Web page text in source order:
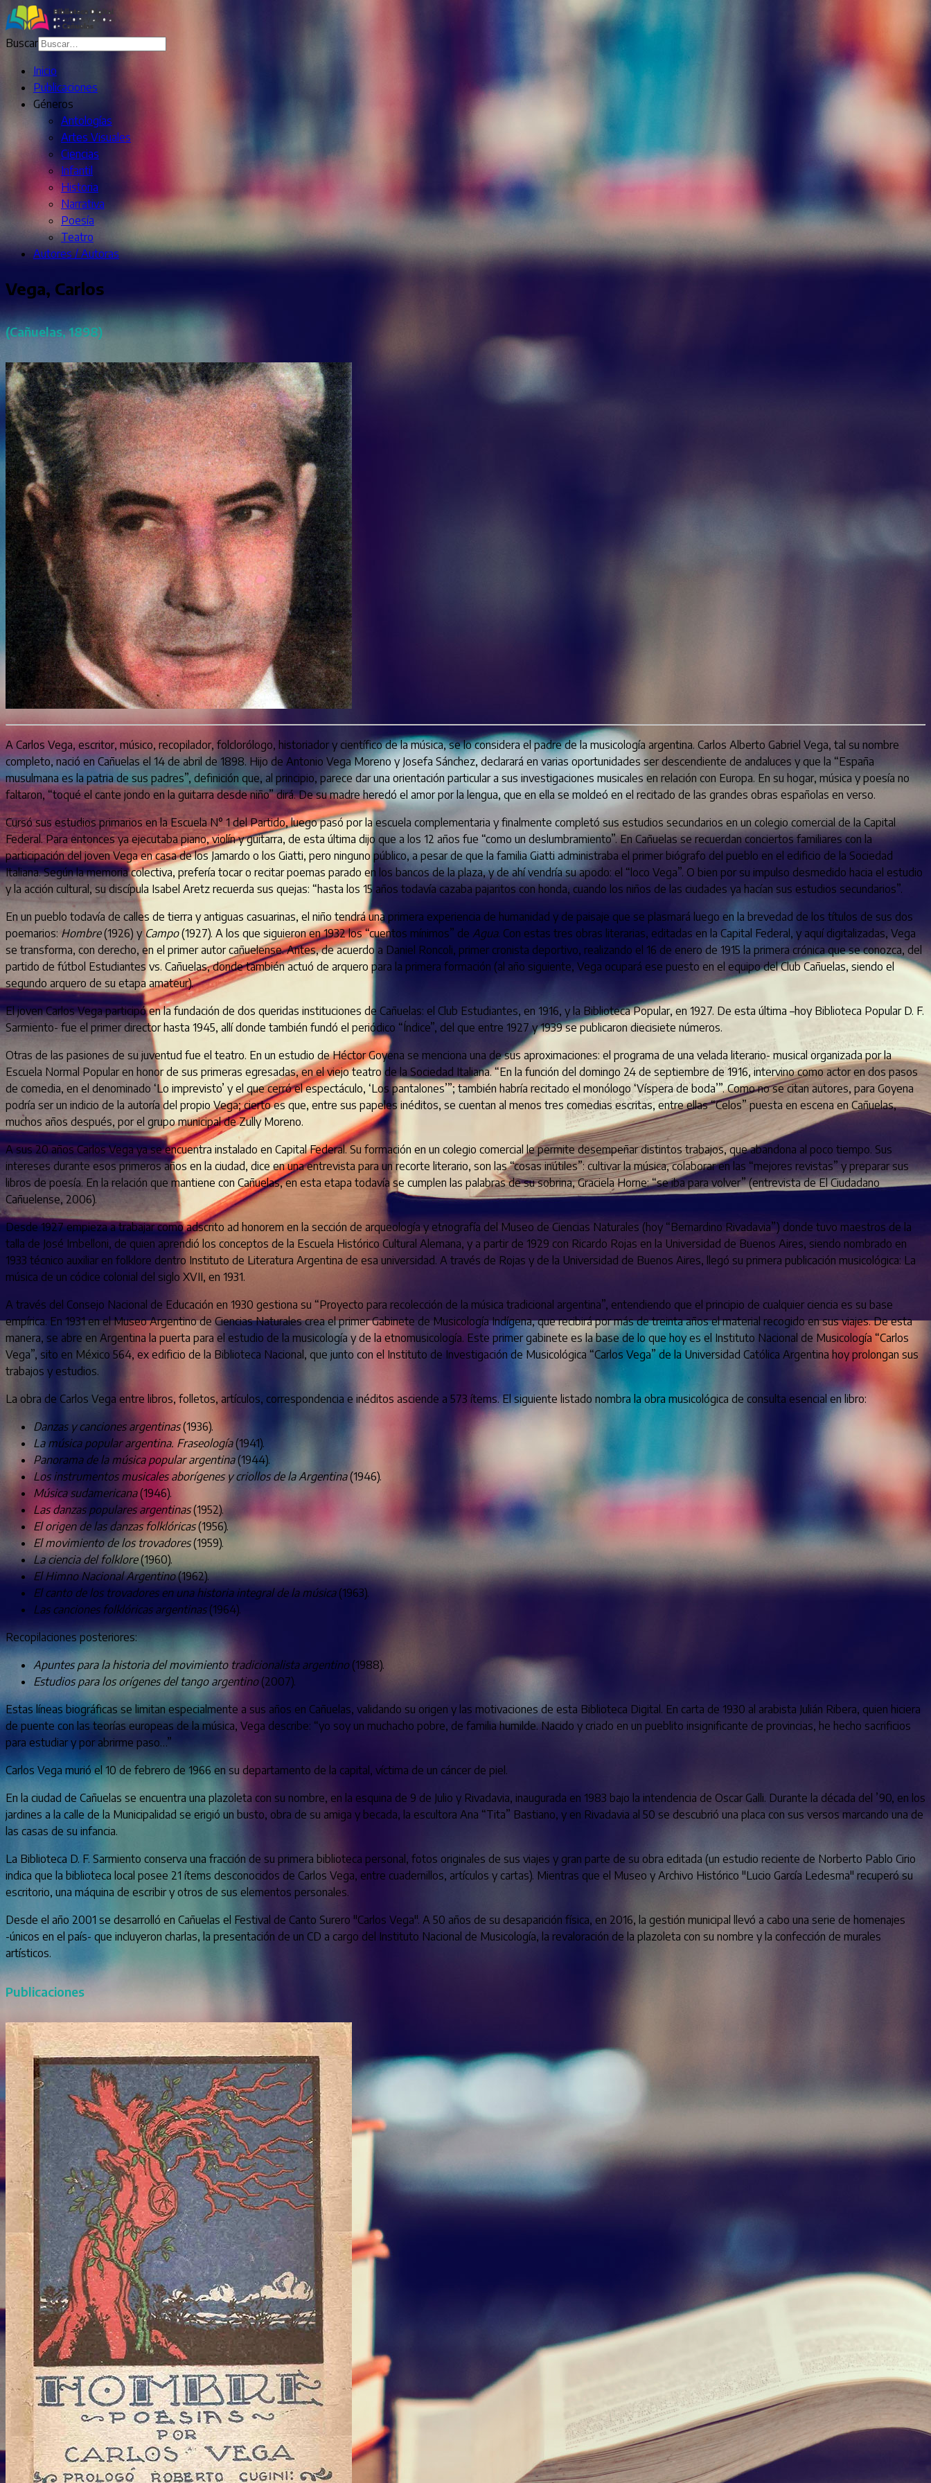
Buscar
Inicio
Publicaciones
Géneros
Antologías
Artes Visuales
Ciencias
Infantil
Historia
Narrativa
Poesía
Teatro
Autores / Autoras
Vega, Carlos
(Cañuelas, 1898)
A Carlos Vega, escritor, músico, recopilador, folclorólogo, historiador y científico de la música, se lo considera el padre de la musicología argentina. Carlos Alberto Gabriel Vega, tal su nombre
completo, nació en Cañuelas el 14 de abril de 1898. Hijo de Antonio Vega Moreno y Josefa Sánchez, declarará en varias oportunidades ser descendiente de andaluces y que la “España
musulmana es la patria de sus padres”, definición que, al principio, parece dar una orientación particular a sus investigaciones musicales en relación con Europa. En su hogar, música y poesía no
faltaron, “toqué el cante jondo en la guitarra desde niño” dirá. De su madre heredó el amor por la lengua, que en ella se moldeó en el recitado de las grandes obras españolas en verso.
Cursó sus estudios primarios en la Escuela N° 1 del Partido, luego pasó por la escuela complementaria y finalmente completó sus estudios secundarios en un colegio comercial de la Capital
Federal. Para entonces ya ejecutaba piano, violín y guitarra, de esta última dijo que a los 12 años fue “como un deslumbramiento”. En Cañuelas se recuerdan conciertos familiares con la
participación del joven Vega en casa de los Jamardo o los Giatti, pero ninguno público, a pesar de que la familia Giatti administraba el primer biógrafo del pueblo en el edificio de la Sociedad
Italiana. Según la memoria colectiva, prefería tocar o recitar poemas parado en los bancos de la plaza, y de ahí vendría su apodo: el “loco Vega”. O bien por su impulso desmedido hacia el estudio
y la acción cultural, su discípula Isabel Aretz recuerda sus quejas: “hasta los 15 años todavía cazaba pajaritos con honda, cuando los niños de las ciudades ya hacían sus estudios secundarios”.
En un pueblo todavía de calles de tierra y antiguas casuarinas, el niño tendrá una primera experiencia de humanidad y de paisaje que se plasmará luego en la brevedad de los títulos de sus dos
poemarios: Hombre(1926) yCampo(1927). A los que siguieron en 1932 los “cuentos mínimos” de Agua. Con estas tres obras literarias, editadas en la Capital Federal, y aquí digitalizadas, Vega
se transforma, con derecho, en el primer autor cañuelense. Antes, de acuerdo a Daniel Roncoli, primer cronista deportivo, realizando el 16 de enero de 1915 la primera crónica que se conozca, del
partido de fútbol Estudiantes vs. Cañuelas, donde también actuó de arquero para la primera formación (al año siguiente, Vega ocupará ese puesto en el equipo del Club Cañuelas, siendo el
segundo arquero de su etapa amateur).
El joven Carlos Vega participó en la fundación de dos queridas instituciones de Cañuelas: el Club Estudiantes, en 1916, y la Biblioteca Popular, en 1927. De esta última –hoy Biblioteca Popular D. F.
Sarmiento- fue el primer director hasta 1945, allí donde también fundó el periódico “Índice”, del que entre 1927 y 1939 se publicaron diecisiete números.
Otras de las pasiones de su juventud fue el teatro. En un estudio de Héctor Goyena se menciona una de sus aproximaciones: el programa de una velada literario- musical organizada por la
Escuela Normal Popular en honor de sus primeras egresadas, en el viejo teatro de la Sociedad Italiana. “En la función del domingo 24 de septiembre de 1916, intervino como actor en dos pasos
de comedia, en el denominado ‘Lo imprevisto’ y el que cerró el espectáculo, ‘Los pantalones’”; también habría recitado el monólogo ‘Víspera de boda’”. Como no se citan autores, para Goyena
podría ser un indicio de la autoría del propio Vega; cierto es que, entre sus papeles inéditos, se cuentan al menos tres comedias escritas, entre ellas “Celos” puesta en escena en Cañuelas,
muchos años después, por el grupo municipal de Zully Moreno.
A sus 20 años Carlos Vega ya se encuentra instalado en Capital Federal. Su formación en un colegio comercial le permite desempeñar distintos trabajos, que abandona al poco tiempo. Sus
intereses durante esos primeros años en la ciudad, dice en una entrevista para un recorte literario, son las “cosas inútiles”: cultivar la música, colaborar en las “mejores revistas” y preparar sus
libros de poesía. En la relación que mantiene con Cañuelas, en esta etapa todavía se cumplen las palabras de su sobrina, Graciela Horne: “se iba para volver” (entrevista de El Ciudadano
Cañuelense, 2006).
Desde 1927 empieza a trabajar como adscrito ad honorem en la sección de arqueología y etnografía del Museo de Ciencias Naturales (hoy “Bernardino Rivadavia”) donde tuvo maestros de la
talla de José Imbelloni, de quien aprendió los conceptos de la Escuela Histórico Cultural Alemana, y a partir de 1929 con Ricardo Rojas en la Universidad de Buenos Aires, siendo nombrado en
1933 técnico auxiliar en folklore dentro Instituto de Literatura Argentina de esa universidad. A través de Rojas y de la Universidad de Buenos Aires, llegó su primera publicación musicológica: La
música de un códice colonial del siglo XVII, en 1931.
A través del Consejo Nacional de Educación en 1930 gestiona su “Proyecto para recolección de la música tradicional argentina”, entendiendo que el principio de cualquier ciencia es su base
empírica. En 1931 en el Museo Argentino de Ciencias Naturales crea el primer Gabinete de Musicología Indígena, que recibirá por más de treinta años el material recogido en sus viajes. De esta
manera, se abre en Argentina la puerta para el estudio de la musicología y de la etnomusicología. Este primer gabinete es la base de lo que hoy es el Instituto Nacional de Musicología “Carlos
Vega”, sito en México 564, ex edificio de la Biblioteca Nacional, que junto con el Instituto de Investigación de Musicológica “Carlos Vega” de la Universidad Católica Argentina hoy prolongan sus
trabajos y estudios.
La obra de Carlos Vega entre libros, folletos, artículos, correspondencia e inéditos asciende a 573 ítems. El siguiente listado nombra la obra musicológica de consulta esencial en libro:
Danzas y canciones argentinas(1936).
La música popular argentina. Fraseología(1941).
Panorama de la música popular argentina(1944).
Los instrumentos musicales aborígenes y criollos de la Argentina(1946).
Música sudamericana(1946).
Las danzas populares argentinas(1952).
El origen de las danzas folklóricas(1956).
El movimiento de los trovadores(1959).
La ciencia del folklore(1960).
El Himno Nacional Argentino(1962).
El canto de los trovadores en una historia integral de la música (1963).
Las canciones folklóricas argentinas (1964).
Recopilaciones posteriores:
Apuntes para la historia del movimiento tradicionalista argentino(1988).
Estudios para los orígenes del tango argentino(2007).
Estas líneas biográficas se limitan especialmente a sus años en Cañuelas, validando su origen y las motivaciones de esta Biblioteca Digital. En carta de 1930 al arabista Julián Ribera, quien hiciera
de puente con las teorías europeas de la música, Vega describe: “yo soy un muchacho pobre, de familia humilde. Nacido y criado en un pueblito insignificante de provincias, he hecho sacrificios
para estudiar y por abrirme paso…”
Carlos Vega murió el 10 de febrero de 1966 en su departamento de la capital, víctima de un cáncer de piel.
En la ciudad de Cañuelas se encuentra una plazoleta con su nombre, en la esquina de 9 de Julio y Rivadavia, inaugurada en 1983 bajo la intendencia de Oscar Galli. Durante la década del ’90, en los
jardines a la calle de la Municipalidad se erigió un busto, obra de su amiga y becada, la escultora Ana “Tita” Bastiano, y en Rivadavia al 50 se descubrió una placa con sus versos marcando una de
las casas de su infancia.
La Biblioteca D. F. Sarmiento conserva una fracción de su primera biblioteca personal, fotos originales de sus viajes y gran parte de su obra editada (un estudio reciente de Norberto Pablo Cirio
indica que la biblioteca local posee 21 ítems desconocidos de Carlos Vega, entre cuadernillos, artículos y cartas). Mientras que el Museo y Archivo Histórico "Lucio García Ledesma" recuperó su
escritorio, una máquina de escribir y otros de sus elementos personales.
Desde el año 2001 se desarrolló en Cañuelas el Festival de Canto Surero "Carlos Vega". A 50 años de su desaparición física, en 2016, la gestión municipal llevó a cabo una serie de homenajes
-únicos en el país- que incluyeron charlas, la presentación de un CD a cargo del Instituto Nacional de Musicología, la revaloración de la plazoleta con su nombre y la confección de murales
artísticos.
Publicaciones